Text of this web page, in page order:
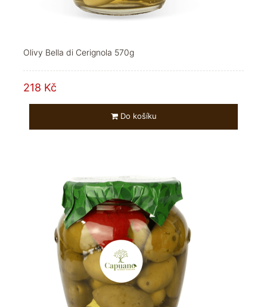
Olivy Bella di Cerignola 570g
218 Kč
Do košíku